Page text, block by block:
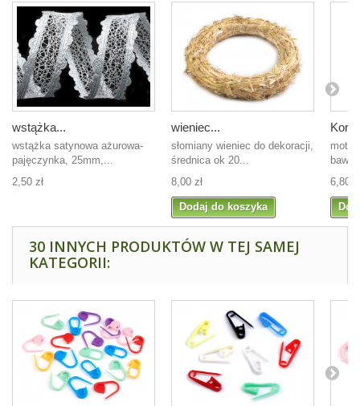
wstążka...
wstążka satynowa ażurowa-
pajęczynka, 25mm,...
2,50 zł
wieniec...
słomiany wieniec do dekoracji,
średnica ok 20...
8,00 zł
Dodaj do koszyka
6,80
30 INNYCH PRODUKTÓW W TEJ SAMEJ
KATEGORII: